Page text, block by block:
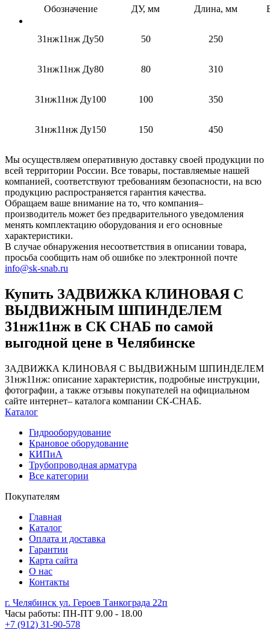
Обозначение
ДУ, мм Длина, мм
31нж11нж Ду50 50 250
31нж11нж Ду80 80 310
31нж11нж Ду100 100 350
31нж11нж Ду150 150 450
Мы осуществляем оперативную доставку своей продукции по
всей территории России. Все товары, поставляемые нашей
компанией, соответствуют требованиям безопасности, на всю
продукцию распространяется гарантия качества.
Обращаем ваше внимание на то, что компания–
производитель может без предварительного уведомления
менять комплектацию оборудования и его основные
характеристики.
В случае обнаружения несоответствия в описании товара,
просьба сообщить нам об ошибке по электронной почте
info@sk-snab.ru
Купить ЗАДВИЖКА КЛИНОВАЯ С
ВЫДВИЖНЫМ ШПИНДЕЛЕМ
31нж11нж в СК СНАБ по самой
выгодной цене в Челябинске
ЗАДВИЖКА КЛИНОВАЯ С ВЫДВИЖНЫМ ШПИНДЕЛЕМ
31нж11нж: описание характеристик, подробные инструкции,
фотографии, а также отзывы покупателей на официальном
сайте интернет– каталога компании СК-СНАБ.
Каталог
Гидрооборудование
Крановое оборудование
КИПиА
Трубопроводная арматура
Все категории
Покупателям
Главная
Каталог
Оплата и доставка
Гарантии
Карта сайта
О нас
Контакты
г. Челябинск ул. Героев Танкограда 22п
Часы работы: ПН-ПТ 9.00 - 18.00
+7 (912) 31-90-578